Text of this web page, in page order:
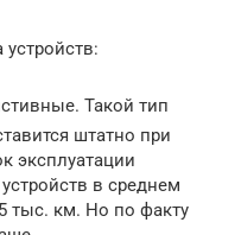
Такой тип
штатно при
эксплуатации
в среднем
тыс. км. Но по факту